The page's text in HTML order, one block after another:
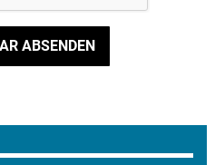
ABSENDEN